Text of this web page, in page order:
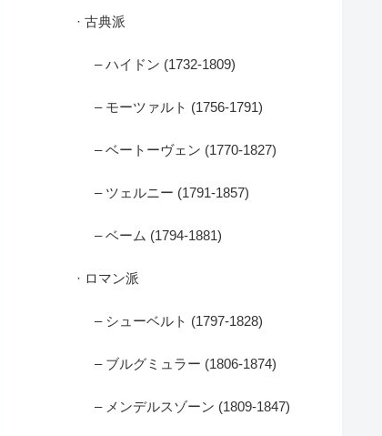
· 古典派
– ハイドン (1732-1809)
– モーツァルト (1756-1791)
– ベートーヴェン (1770-1827)
– ツェルニー (1791-1857)
– ベーム (1794-1881)
· ロマン派
– シューベルト (1797-1828)
– ブルグミュラー (1806-1874)
– メンデルスゾーン (1809-1847)